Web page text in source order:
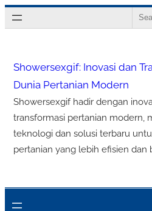
Lewati
ke
Showersexgif: Inovasi dan
Dunia Pertanian Modern
Showersexgif hadir dengan
transformasi pertanian modern,
teknologi dan solusi terbaru
pertanian yang lebih efisien dan